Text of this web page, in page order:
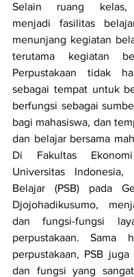
Selain ruang kelas,
menjadi fasilitas
menunjang kegiatan
terutama kegiatan
Perpustakaan tidak
sebagai tempat untuk
berfungsi sebagai
bagi mahasiswa, dan
dan belajar bersama
Di Fakultas
Universitas Indonesia,
Belajar (PSB) pada
Djojohadikusumo,
dan fungsi-fungsi
perpustakaan. Sama
perpustakaan, PSB
dan fungsi yang